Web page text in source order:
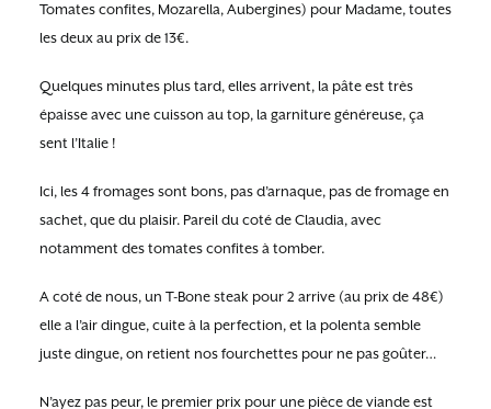
Tomates confites, Mozarella, Aubergines) pour Madame, toutes
les deux au prix de 13€.
Quelques minutes plus tard, elles arrivent, la pâte est très
épaisse avec une cuisson au top, la garniture généreuse, ça
sent l’Italie !
Ici, les 4 fromages sont bons, pas d’arnaque, pas de fromage en
sachet, que du plaisir. Pareil du coté de Claudia, avec
notamment des tomates confites à tomber.
A coté de nous, un T-Bone steak pour 2 arrive (au prix de 48€)
elle a l’air dingue, cuite à la perfection, et la polenta semble
juste dingue, on retient nos fourchettes pour ne pas goûter…
N’ayez pas peur, le premier prix pour une pièce de viande est